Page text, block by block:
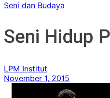
Seni dan Budaya
Seni Hidup
LPM Institut
November 1, 2015